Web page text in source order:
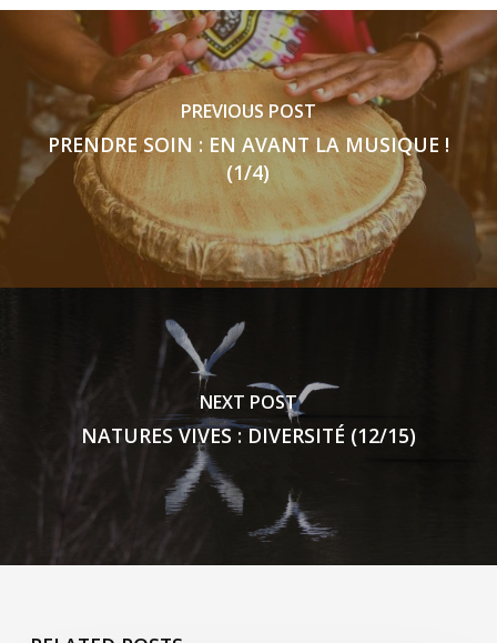
PREVIOUS POST
PRENDRE SOIN : EN AVANT LA MUSIQUE !
(1/4)
NEXT POST
NATURES VIVES : DIVERSITÉ (12/15)